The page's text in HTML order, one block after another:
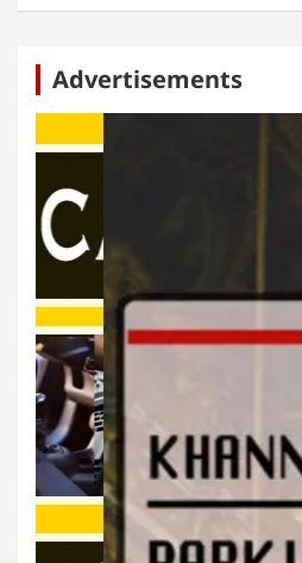
Advertisements